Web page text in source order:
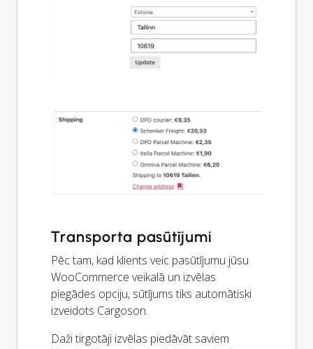
Transporta pasūtījumi
Pēc tam, kad klients veic pasūtījumu jūsu
WooCommerce veikalā un izvēlas
piegādes opciju, sūtījums tiks automātiski
izveidots Cargoson.
Daži tirgotāji izvēlas piedāvāt saviem